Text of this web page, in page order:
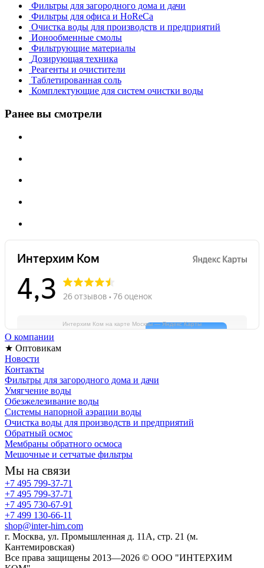
Фильтры для загородного дома и дачи
Фильтры для офиса и HoReCa
Очистка воды для производств и предприятий
Ионообменные смолы
Фильтрующие материалы
Дозирующая техника
Реагенты и очистители
Таблетированная соль
Комплектующие для систем очистки воды
Ранее вы смотрели
Интерхим Ком на карте Москвы — Яндекс Карты
О компании
★ Оптовикам
Новости
Контакты
Фильтры для загородного дома и дачи
Умягчение воды
Обезжелезивание воды
Системы напорной аэрации воды
Очистка воды для производств и предприятий
Обратный осмос
Мембраны обратного осмоса
Мешочные и сетчатые фильтры
Мы на связи
+7 495 799-37-71
+7 495 799-37-71
+7 495 730-67-91
+7 499 130-66-11
shop@inter-him.com
г. Москва, ул. Промышленная д. 11А, стр. 21 (м.
Кантемировская)
Все права защищены 2013—2026 © OOO "ИНТЕРХИМ